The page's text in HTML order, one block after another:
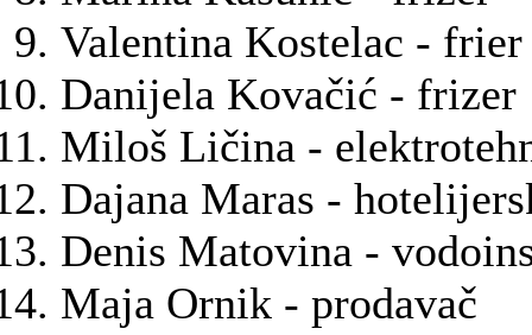
Valentina Kostelac - frier
Danijela Kovačić - frizer
Miloš Ličina -
Dajana Maras -
Denis Matovina -
Maja Ornik - prodavač